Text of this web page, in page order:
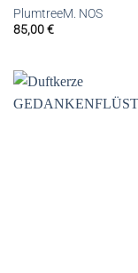
PlumtreeM. NOS
85,00€